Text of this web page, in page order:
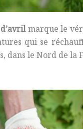
d’avrilmarque le
qui se
dans le Nord de la